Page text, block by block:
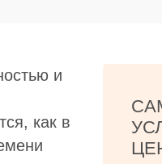
и
как в